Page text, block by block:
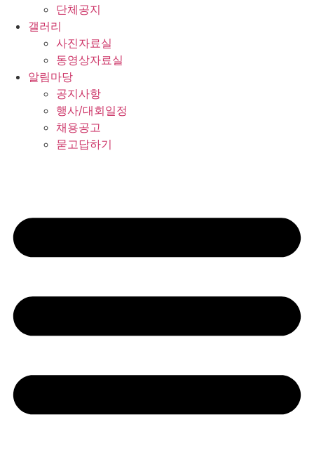
단체공지
갤러리
사진자료실
동영상자료실
알림마당
공지사항
행사/대회일정
채용공고
묻고답하기